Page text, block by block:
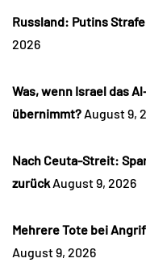
Russland: Putins
2026
Was, wenn Israel das
übernimmt? August 9,
Nach Ceuta-Streit:
zurück August 9, 2026
Mehrere Tote bei
August 9, 2026